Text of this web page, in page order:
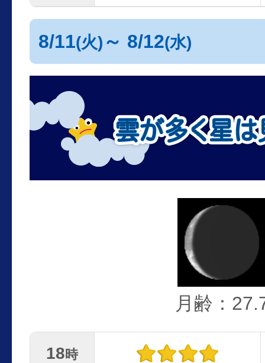
8/11(火) ～ 8/12(水)
月齢：
18時